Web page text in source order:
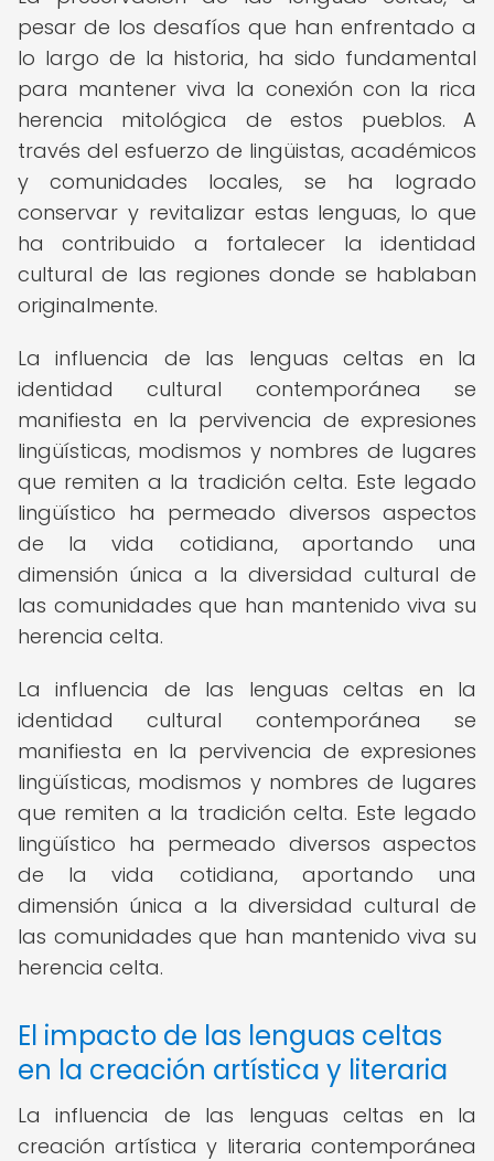
pesar de los desafíos que han enfrentado a
lo largo de la historia, ha sido fundamental
para mantener viva la conexión con la rica
herencia mitológica de estos pueblos. A
través del esfuerzo de lingüistas, académicos
y comunidades locales, se ha logrado
conservar y revitalizar estas lenguas, lo que
ha contribuido a fortalecer la identidad
cultural de las regiones donde se hablaban
originalmente.
La influencia de las lenguas celtas en la
identidad cultural contemporánea se
manifiesta en la pervivencia de expresiones
lingüísticas, modismos y nombres de lugares
que remiten a la tradición celta. Este legado
lingüístico ha permeado diversos aspectos
de la vida cotidiana, aportando una
dimensión única a la diversidad cultural de
las comunidades que han mantenido viva su
herencia celta.
La influencia de las lenguas celtas en la
identidad cultural contemporánea se
manifiesta en la pervivencia de expresiones
lingüísticas, modismos y nombres de lugares
que remiten a la tradición celta. Este legado
lingüístico ha permeado diversos aspectos
de la vida cotidiana, aportando una
dimensión única a la diversidad cultural de
las comunidades que han mantenido viva su
herencia celta.
El impacto de las lenguas celtas
en la creación artística y literaria
La influencia de las lenguas celtas en la
creación artística y literaria contemporánea